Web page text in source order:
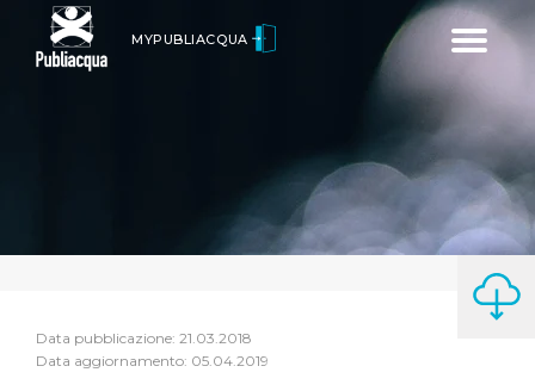
Toggle
MYPUBLIACQUA
Data pubblicazione: 21.03.2018
Data aggiornamento: 05.04.2019